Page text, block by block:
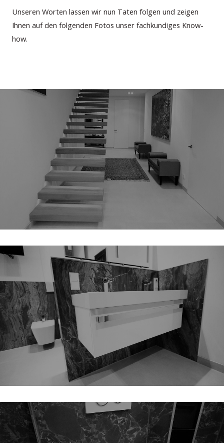
Unseren Worten lassen wir nun Taten folgen und zeigen
Ihnen auf den folgenden Fotos unser fachkundiges Know-
how.